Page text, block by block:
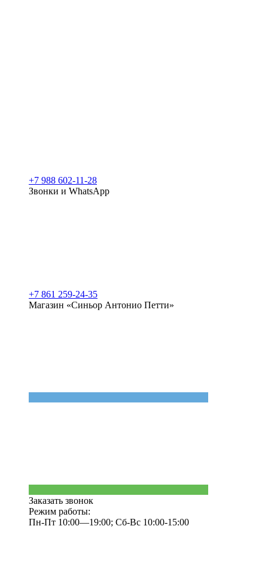
+7 988 602-11-28
Звонки и WhatsApp
+7 861 259-24-35
Магазин «Синьор Антонио Петти»
Заказать звонок
Режим работы:
Пн-Пт 10:00—19:00; Сб-Вс 10:00-15:00